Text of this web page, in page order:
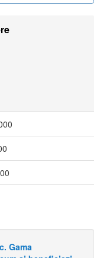
Gama